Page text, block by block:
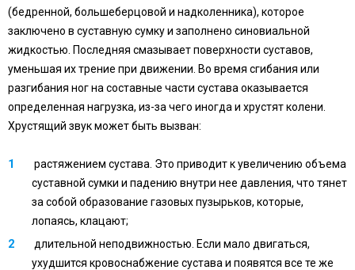
(бедренной, большеберцовой и надколенника), которое
заключено в суставную сумку и заполнено синовиальной
жидкостью. Последняя смазывает поверхности суставов,
уменьшая их трение при движении. Во время сгибания или
разгибания ног на составные части сустава оказывается
определенная нагрузка, из-за чего иногда и хрустят колени.
Хрустящий звук может быть вызван:
растяжением сустава. Это приводит к увеличению объема
суставной сумки и падению внутри нее давления, что тянет
за собой образование газовых пузырьков, которые,
лопаясь, клацают;
длительной неподвижностью. Если мало двигаться,
ухудшится кровоснабжение сустава и появятся все те же